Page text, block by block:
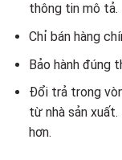
thông tin mô tả.
Chỉ bán hàng
Bảo hành đúng
Đổi trả trong
từ nhà sản xuất.
hơn.